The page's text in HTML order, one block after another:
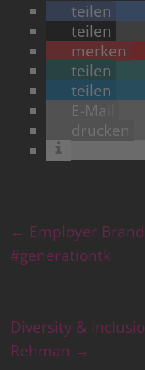
teilen
teilen
merken
teilen
teilen
E-Mail
drucken
← Employer
#generationtk
Diversity &
Rehman →